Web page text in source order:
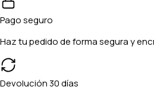
Pago seguro
Haz tu pedido de forma segura y
Devolución 30 días